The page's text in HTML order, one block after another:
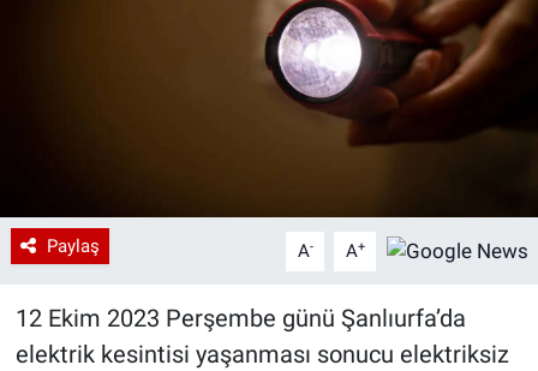
Paylaş A- A+
12 Ekim 2023 Perşembe günü Şanlıurfa’da
elektrik kesintisi yaşanması sonucu elektriksiz